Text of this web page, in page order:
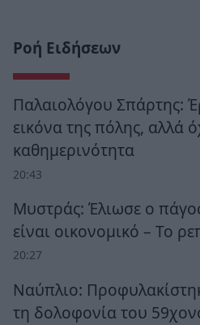
Ροή Ειδήσεων
Παλαιολόγου Σπάρτης:
εικόνα της πόλης, αλλά
καθημερινότητα
20:43
Μυστράς: Έλιωσε ο
είναι οικονομικό – Το
20:27
Ναύπλιο:
τη δολοφονία του